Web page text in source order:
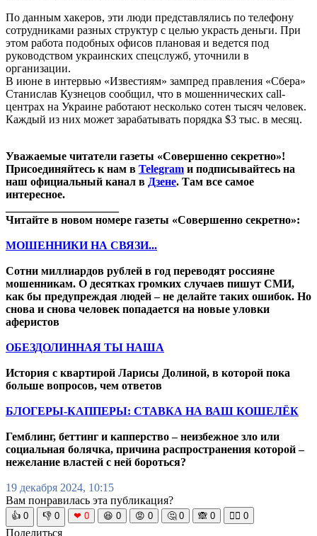
По данным хакеров, эти люди представлялись по телефону
сотрудниками разных структур с целью украсть деньги. При
этом работа подобных офисов плановая и ведется под
руководством украинских спецслужб, уточнили в
организации.
В июне в интервью «Известиям» зампред правления «Сбера»
Станислав Кузнецов сообщил, что в мошеннических call-
центрах на Украине работают несколько сотен тысяч человек.
Каждый из них может зарабатывать порядка $3 тыс. в месяц.
Уважаемые читатели газеты «Совершенно секретно»!
Присоединяйтесь к нам в Telegram и подписывайтесь на
наш официальный канал в Дзене. Там все самое
интересное.
Читайте в новом номере газеты «Совершенно секретно»:
МОШЕННИКИ НА СВЯЗИ...
Сотни миллиардов рублей в год переводят россияне
мошенникам. О десятках громких случаев пишут СМИ,
как бы предупреждая людей – не делайте таких ошибок. Но
снова и снова человек попадается на новые уловки
аферистов
ОБЕЗДОЛИННАЯ ТЫ НАША
История с квартирой Ларисы Долиной, в которой пока
больше вопросов, чем ответов
БЛОГЕРЫ-КАППЕРЫ: СТАВКА НА ВАШ КОШЕЛЁК
Гемблинг, беттинг и капперство – неизбежное зло или
социальная болячка, причина распространения которой –
нежелание властей с ней бороться?
19 декабря 2024, 10:15
Вам понравилась эта публикация?
👍 0 👎 0 ❤ 0 😆 0 😡 0 🤔 0 🙈 0 🧘‍♀️ 0
Поделиться